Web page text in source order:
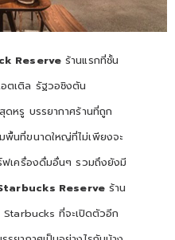
Reserve ร้านแรกที่ชั้น
ตเติล รัฐวอชิงตัน
ดหรู บรรยากาศร้านที่ถูก
พื้นที่ขนาดใหญ่ที่ไม่เพียงจะ
ฟเครื่องดื่มอื่นๆ รวมถึงยังมี
Reserveร้าน
Starbucks ที่จะเปิดตัวอีก